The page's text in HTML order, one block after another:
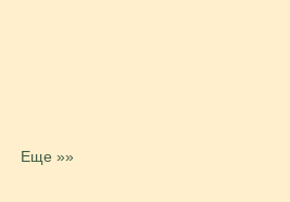
Еще »»